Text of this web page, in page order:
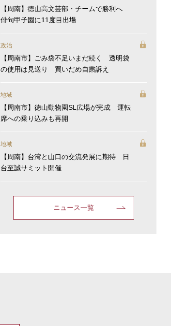
【周南】徳山高文芸部・チームで勝利へ
俳句甲子園に11度目出場
政治
【周南市】ごみ袋不足いまだ続く 透明袋
の使用は見送り 買いだめ自粛訴え
地域
【周南市】徳山動物園SL広場が完成 運転
席への乗り込みも再開
地域
【周南】台湾と山口の交流発展に期待 日
台至誠サミット開催
ニュース一覧